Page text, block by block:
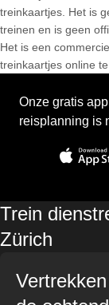
treinkaartjes. Het is
treinen en is geen
Het is een
treinkaartjes online te
Onze gratis
reisplanning is
Trein
Zürich